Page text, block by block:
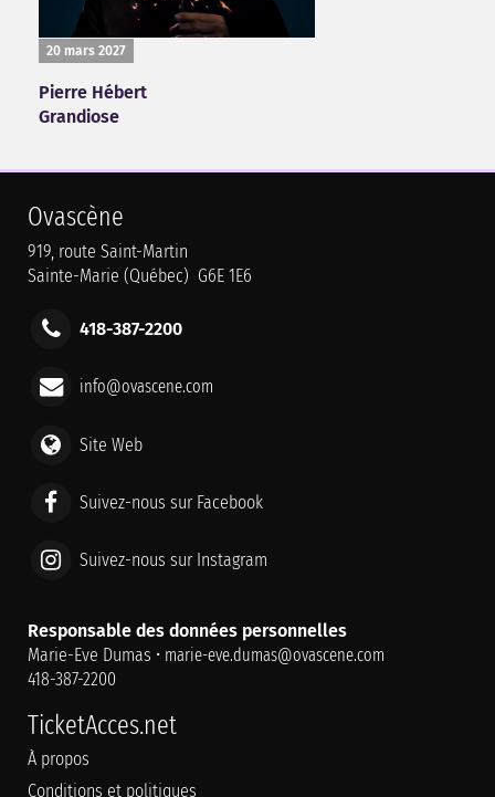
20 mars 2027
Pierre Hébert
Grandiose
Ovascène
919, route Saint-Martin
Sainte-Marie (Québec) G6E 1E6
418-387-2200
info@ovascene.com
Site Web
Suivez-nous sur Facebook
Suivez-nous sur Instagram
Responsable des données personnelles
Marie-Eve Dumas • marie-eve.dumas@ovascene.com
418-387-2200
TicketAcces.net
À propos
Conditions et politiques